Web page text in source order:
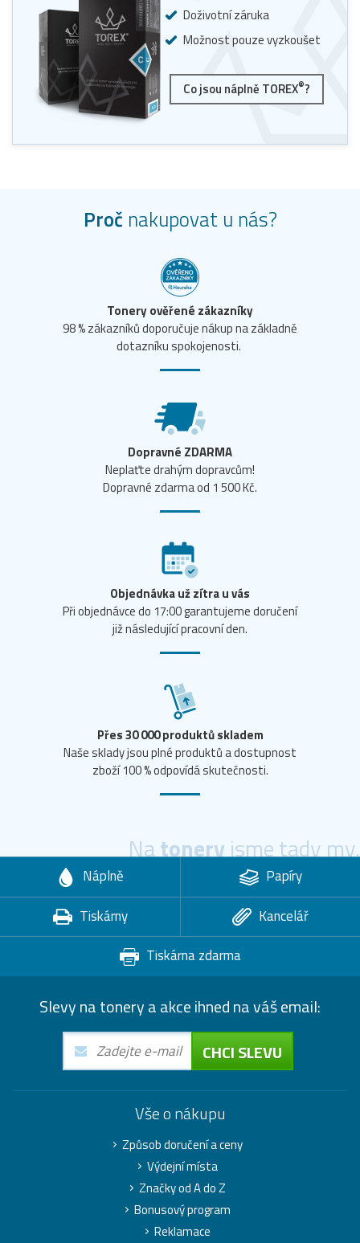
Doživotní záruka
Možnost pouze vyzkoušet
Co jsou náplně TOREX®?
Proč nakupovat u nás?
Tonery ověřené zákazníky
98 % zákazníků doporučuje nákup na základně
dotazníku spokojenosti.
Dopravné ZDARMA
Neplaťte drahým dopravcům!
Dopravné zdarma od 1 500 Kč.
Objednávka už zítra u vás
Při objednávce do 17:00 garantujeme doručení
již následující pracovní den.
Přes 30 000 produktů skladem
Naše sklady jsou plné produktů a dostupnost
zboží 100 % odpovídá skutečnosti.
Natoneryjsme tady my.
Náplně
Papíry
Tiskárny
Kancelář
Tiskárna zdarma
Slevy na tonery a akce ihned na váš email:
CHCI SLEVU
Vše o nákupu
Způsob doručení a ceny
Výdejní místa
Značky od A do Z
Bonusový program
Reklamace